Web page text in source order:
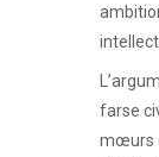
farse
mœurs